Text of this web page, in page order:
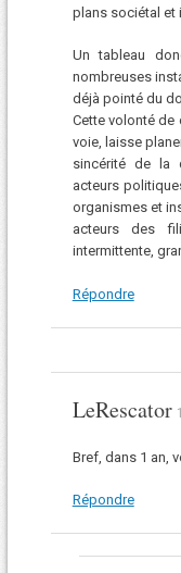
plans sociétal et
Un tableau
nombreuses
déjà pointé du
Cette volonté de
voie, laisse
sincérité de la
acteurs
organismes et
acteurs des
intermittente,
Répondre
LeRescator
Bref, dans 1 an,
Répondre